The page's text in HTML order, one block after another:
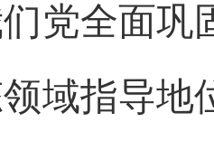
党全面巩
域指导地